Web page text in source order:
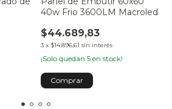
40w Frio 3600LM Macroled
$44.689,83
3 x $14.896,61 sin interés
¡Solo quedan 5 en stock!